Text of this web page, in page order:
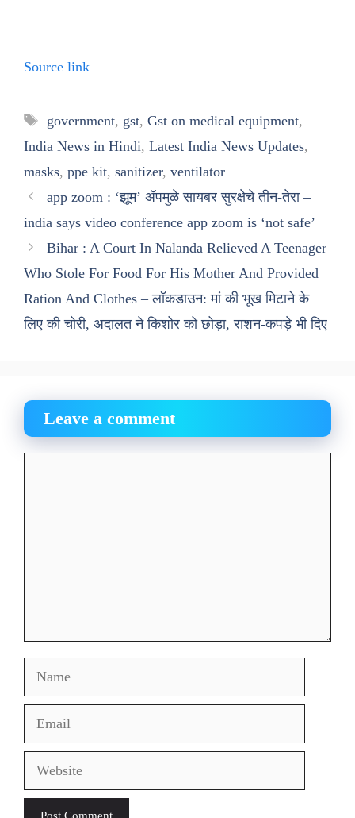
Source link
Tags
government, gst, Gst on medical equipment,
India News in Hindi, Latest India News Updates,
masks, ppe kit, sanitizer, ventilator
app zoom : ‘झूम’ ॲपमुळे सायबर सुरक्षेचे तीन-तेरा –
india says video conference app zoom is ‘not safe’
Bihar : A Court In Nalanda Relieved A Teenager
Who Stole For Food For His Mother And Provided
Ration And Clothes – लॉकडाउन: मां की भूख मिटाने के
लिए की चोरी, अदालत ने किशोर को छोड़ा, राशन-कपड़े भी दिए
Leave a comment
Name
Email
Website